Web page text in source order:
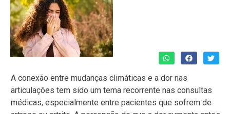
A conexão entre mudanças climáticas e a dor nas
articulações tem sido um tema recorrente nas consultas
médicas, especialmente entre pacientes que sofrem de